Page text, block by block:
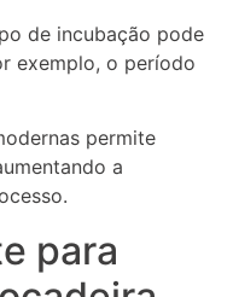
de incubação pode
exemplo, o período
permite
a
para